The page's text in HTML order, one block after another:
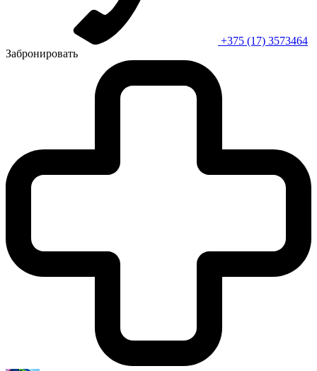
+375 (17) 3573464
Забронировать